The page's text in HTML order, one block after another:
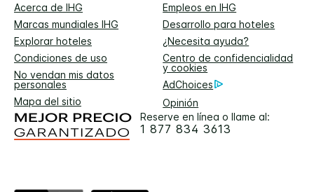
Acerca de IHG
Empleos en IHG
Marcas mundiales IHG
Desarrollo para hoteles
Explorar hoteles
¿Necesita ayuda?
Condiciones de uso
Centro de confidencialidad
y cookies
No vendan mis datos
personales
AdChoices
Mapa del sitio
Opinión
Reserve en línea o llame al:
1 877 834 3613